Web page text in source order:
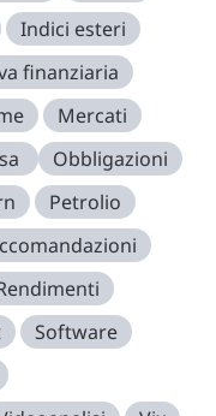
Indici esteri
finanziaria
Mercati
Obbligazioni
Petrolio
Software